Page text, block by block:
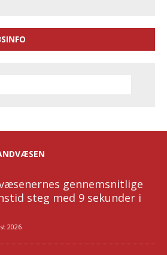
gennemsnitlige
steg med 9 sekunder i
2026